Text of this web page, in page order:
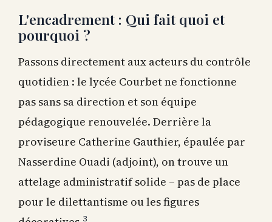
L'encadrement : Qui fait quoi et
pourquoi ?
Passons directement aux acteurs du contrôle
quotidien : le lycée Courbet ne fonctionne
pas sans sa direction et son équipe
pédagogique renouvelée. Derrière la
proviseure Catherine Gauthier, épaulée par
Nasserdine Ouadi (adjoint), on trouve un
attelage administratif solide – pas de place
pour le dilettantisme ou les figures
3